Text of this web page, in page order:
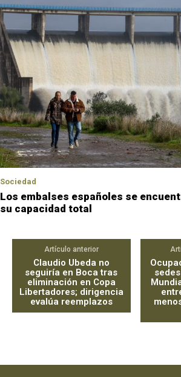
Sociedad
Los embalses españoles se
su capacidad total
Artículo anterior
Claudio Ubeda no
seguiría en Boca tras
eliminación en Copa
Libertadores; dirigencia
evalúa reemplazos